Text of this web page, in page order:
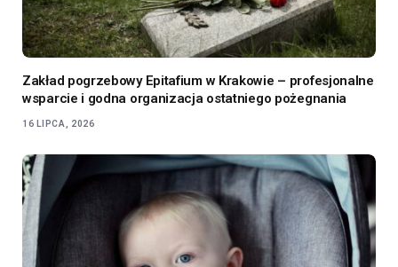
Zakład pogrzebowy Epitafium w Krakowie – profesjonalne
wsparcie i godna organizacja ostatniego pożegnania
16 LIPCA, 2026